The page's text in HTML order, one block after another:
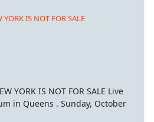
IS NOT FOR SALE
YORK IS NOT FOR SALE Live
in Queens . Sunday, October